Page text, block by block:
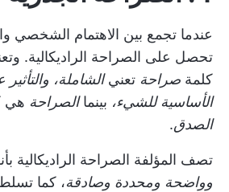
عندما تجمع بين الاهتمام الشخصي
تحصل على الصراحة الراديكالية.
كلمة صراحة تعنيالشاملة،
الأساسية للشيء، بينماالصراحة هي
الصدق.
تصف المؤلفة الصراحة الراديكالية
وواضحة ومحددة وصادقة، كما